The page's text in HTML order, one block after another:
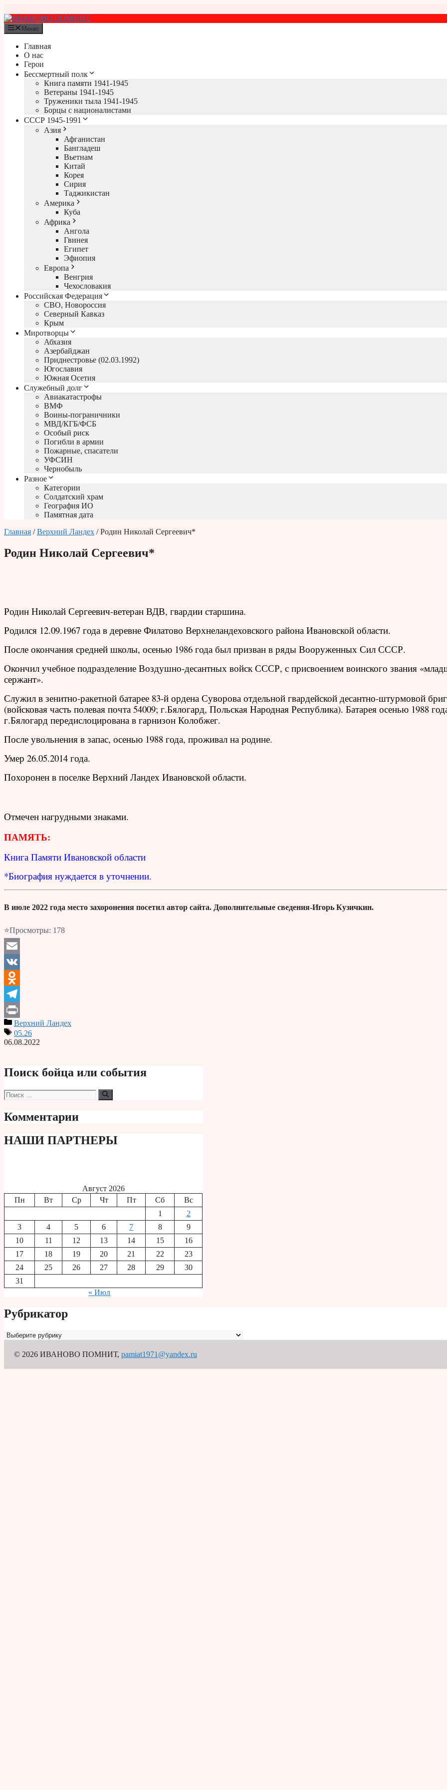
к
содержимому
Меню
Главная
О нас
Герои
Бессмертный полк
Книга памяти 1941-1945
Ветераны 1941-1945
Труженики тыла 1941-1945
Борцы с националистами
СССР 1945-1991
Азия
Афганистан
Бангладеш
Вьетнам
Китай
Корея
Сирия
Таджикистан
Америка
Куба
Африка
Ангола
Гвинея
Египет
Эфиопия
Европа
Венгрия
Чехословакия
Российская Федерация
СВО, Новороссия
Северный Кавказ
Крым
Миротворцы
Абхазия
Азербайджан
Приднестровье (02.03.1992)
Югославия
Южная Осетия
Служебный долг
Авиакатастрофы
ВМФ
Воины-пограничники
МВД/КГБ/ФСБ
Особый риск
Погибли в армии
Пожарные, спасатели
УФСИН
Чернобыль
Разное
Категории
Солдатский храм
География ИО
Памятная дата
Главная /Верхний Ландех / Родин Николай Сергеевич*
Родин Николай Сергеевич*
Родин Николай Сергеевич-ветеран ВДВ, гвардии старшина.
Родился 12.09.1967 года в деревне Филатово Верхнеландеховского района Ивановской области.
После окончания средней школы, осенью 1986 года был призван в ряды Вооруженных Сил СССР.
Окончил учебное подразделение Воздушно-десантных войск СССР, с присвоением воинского звания
сержант».
Служил в зенитно-ракетной батарее 83-й ордена Суворова отдельной гвардейской десантно-штурмовой
(войсковая часть полевая почта 54009; г.Бялогард, Польская Народная Республика). Батарея осенью 1988
г.Бялогард передислоцирована в гарнизон Колобжег.
После увольнения в запас, осенью 1988 года, проживал на родине.
Умер 26.05.2014 года.
Похоронен в поселке Верхний Ландех Ивановской области.
Отмечен нагрудными знаками.
ПАМЯТЬ:
Книга Памяти Ивановской области
*Биография нуждается в уточнении.
В июле 2022 года место захоронения посетил автор сайта. Дополнительные сведения-Игорь Кузичкин.
⭐Просмотры: 178
Email
VK
Odnoklassniki
Telegram
PrintВерхний Ландех
05.26
06.08.2022
Поиск бойца или события
Поиск:
Комментарии
НАШИ ПАРТНЕРЫ
Август 2026
Пн
Вт Ср Чт Пт Сб
Вс
1
2
3
4 5 6 7 8
9
10
11 12 13 14 15
16
17
18 19 20 21 22
23
24
25 26 27 28 29
30
31
« Июл
Рубрикатор
Рубрикатор
© 2026 ИВАНОВО ПОМНИТ, pamiat1971@yandex.ru